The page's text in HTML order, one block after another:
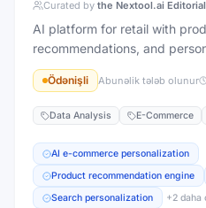
Curated by the Nextool.ai Editorial
AI platform for retail with
recommendations, and
Ödənişli Abunəlik tələb olunur
Data Analysis E-Commerce
AI e-commerce personalization
Product recommendation engine
Search personalization
+2 daha